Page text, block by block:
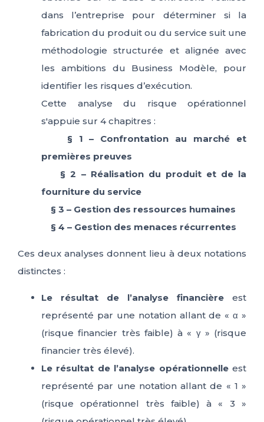
dans l’entreprise pour déterminer si la
fabrication du produit ou du service suit une
méthodologie structurée et alignée avec
les ambitions du Business Modèle, pour
identifier les risques d’exécution.
Cette analyse du risque opérationnel
s'appuie sur 4 chapitres :
§ 1 – Confrontation au marché et
premières preuves
§ 2 – Réalisation du produit et de la
fourniture du service
§ 3 – Gestion des ressources humaines
§ 4 – Gestion des menaces récurrentes
Ces deux analyses donnent lieu à deux notations
distinctes :
Le résultat de l’analyse financière est
représenté par une notation allant de « α »
(risque financier très faible) à « γ » (risque
financier très élevé).
Le résultat de l’analyse opérationnelleest
représenté par une notation allant de « 1 »
(risque opérationnel très faible) à « 3 »